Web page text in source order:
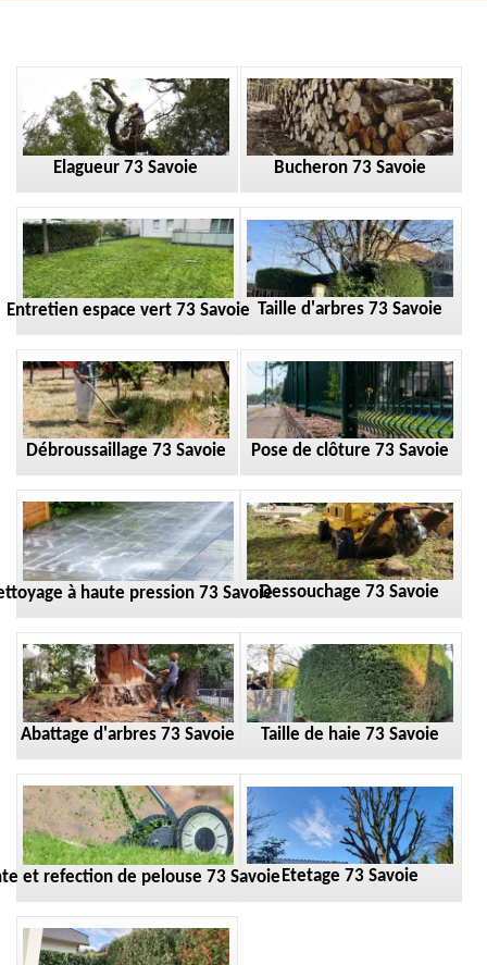
Elagueur 73 Savoie Bucheron 73 Savoie
Entretien espace vert 73 Savoie Taille d'arbres 73 Savoie
Débroussaillage 73 Savoie Pose de clôture 73 Savoie
à haute pression 73 SavoieDessouchage 73 Savoie
Abattage d'arbres 73 Savoie Taille de haie 73 Savoie
et refection de pelouse 73 Savoie Etetage 73 Savoie